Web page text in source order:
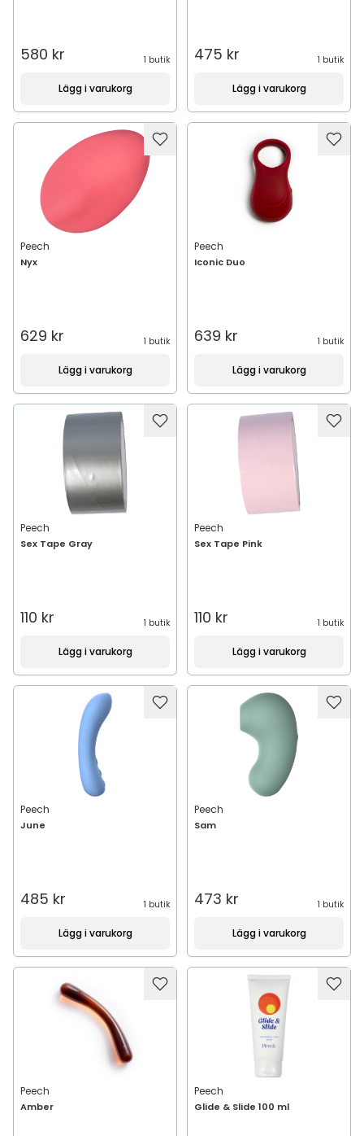
580 kr 1 butik
Lägg i varukorg
475 kr 1 butik
Lägg i varukorg
Peech
Nyx
629 kr 1 butik
Lägg i varukorg
Peech
Iconic Duo
639 kr 1 butik
Lägg i varukorg
Peech
Sex Tape Gray
110 kr 1 butik
Lägg i varukorg
Peech
Sex Tape Pink
110 kr 1 butik
Lägg i varukorg
Peech
June
485 kr 1 butik
Lägg i varukorg
Peech
Sam
473 kr 1 butik
Lägg i varukorg
Peech
Amber
Peech
Glide & Slide 100 ml